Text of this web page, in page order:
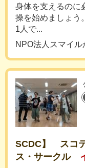
身体を支えるのに
操を始めましょう。
1人で...
NPO法人スマイル
SCDC】 スコ
ス・サークル